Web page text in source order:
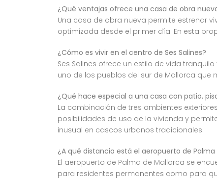
¿Qué ventajas ofrece una casa de obra
Una casa de obra nueva permite estrenar
optimizada desde el primer día. En esta
¿Cómo es vivir en el centro de Ses Salines?
Ses Salines ofrece un estilo de vida
uno de los pueblos del sur de Mallorca
¿Qué hace especial a una casa con patio,
La combinación de tres ambientes
posibilidades de uso de la vivienda y
inusual en cascos urbanos tradicionales.
¿A qué distancia está el aeropuerto de Palma
El aeropuerto de Palma de Mallorca se
para residentes permanentes como para